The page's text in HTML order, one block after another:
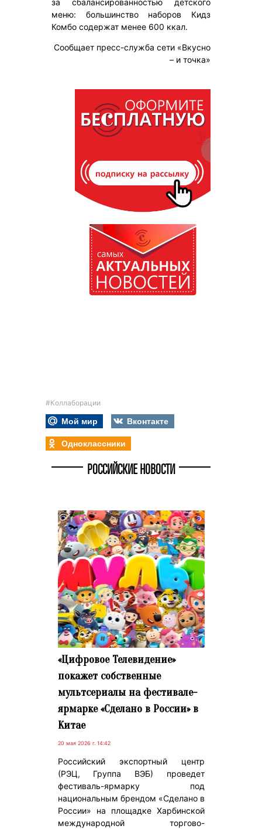
за сбалансированностью детского
меню: большинство наборов Кидз
Комбо содержат менее 600 ккал.
Сообщает пресс-служба сети «Вкусно
– и точка»
#Коллаборации
Мой мир
Вконтакте
Одноклассники
РОССИЙСКИЕ НОВОСТИ
«Цифровое Телевидение»
покажет собственные
мультсериалы на фестивале-
ярмарке «Сделано в России» в
Китае
20 мая 2026 г. 14:42
Российский экспортный центр
(РЭЦ, Группа ВЭБ) проведет
фестиваль-ярмарку под
национальным брендом «Сделано в
России» на площадке Харбинской
международной торгово-